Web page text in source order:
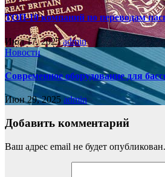
ТОП-10 компаний по переводам
Июл 17, 2025admin
Новости
Современное оборудование для
Июн 29, 2025 admin
Добавить комментарий
Ваш адрес email не будет опубликован.